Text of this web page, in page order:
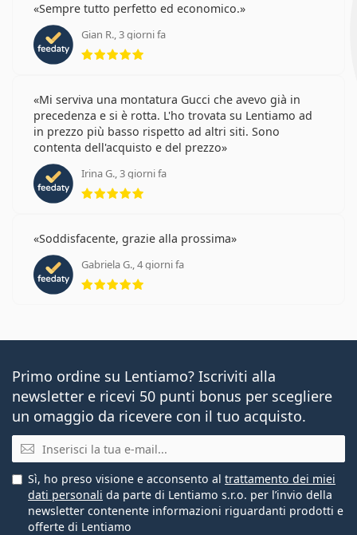
Sempre tutto perfetto ed economico.
Gian R., 3 giorni fa
Mi serviva una montatura Gucci che avevo già in
precedenza e si è rotta. L'ho trovata su Lentiamo ad
in prezzo più basso rispetto ad altri siti. Sono
contenta dell'acquisto e del prezzo
Irina G., 3 giorni fa
Soddisfacente, grazie alla prossima
Gabriela G., 4 giorni fa
valutazione 5 di 5
Primo ordine su Lentiamo? Iscriviti alla
newsletter e ricevi 50 punti bonus per scegliere
un omaggio da ricevere con il tuo acquisto.
E-mail
Sì, ho preso visione e acconsento al trattamento dei miei
dati personali da parte di Lentiamo s.r.o. per l’invio della
newsletter contenente informazioni riguardanti prodotti e
offerte di Lentiamo